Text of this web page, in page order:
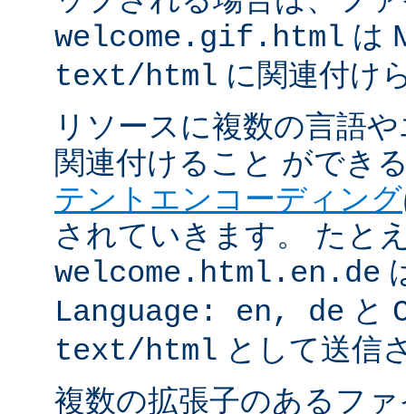
welcome.gif.html は
text/html に関連付け
リソースに複数の言語
関連付けること ができ
テントエンコーディング
されていきます。 たと
welcome.html.en.de
Language: en, de と
text/html として送信
複数の拡張子のあるフ